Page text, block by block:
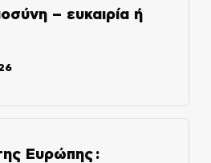
– ευκαιρία ή
Ευρώπης :